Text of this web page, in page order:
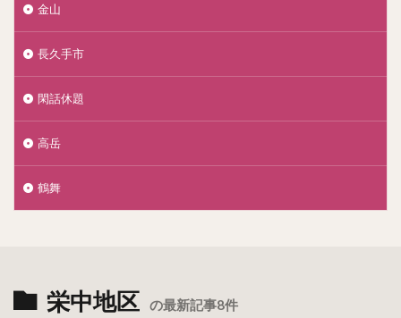
金山
長久手市
閑話休題
高岳
鶴舞
栄中地区 の最新記事8件